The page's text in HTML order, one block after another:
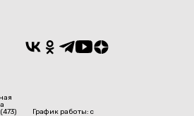
График работы: с